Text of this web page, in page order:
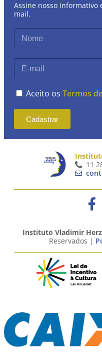
Assine nosso informativo
mail.
Aceito os Termos
Cadastrar
11
Instituto Vladimir
Reservados |